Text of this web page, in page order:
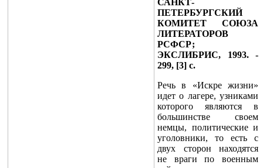
ПЕТЕРБУРГСКИЙ
КОМИТЕТ СОЮЗА
ЛИТЕРАТОРОВ
РСФСР;
ЭКСЛИБРИС, 1993. -
299, [3] с.
Речь в «Искре жизни»
идет о лагере, узниками
которого являются в
большинстве своем
немцы, политические и
уголовники, то есть с
двух сторон находятся
не враги по военным